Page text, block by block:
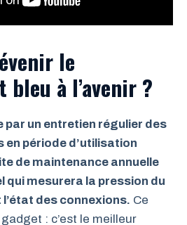
le
à l’avenir ?
par un entretien régulier des
période d’utilisation
de maintenance annuelle
qui mesurera la pression du
des connexions. Ce
: c’est le meilleur